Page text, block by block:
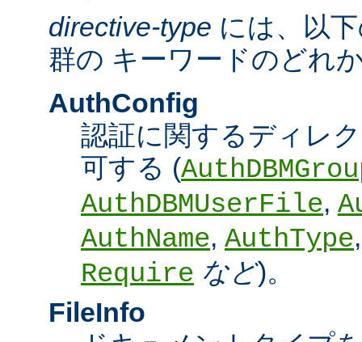
directive-type には、以
群の キーワードのどれ
AuthConfig
認証に関するディレ
可する (
AuthDBMUserFile,
AuthName, AuthType
Require など)。
FileInfo